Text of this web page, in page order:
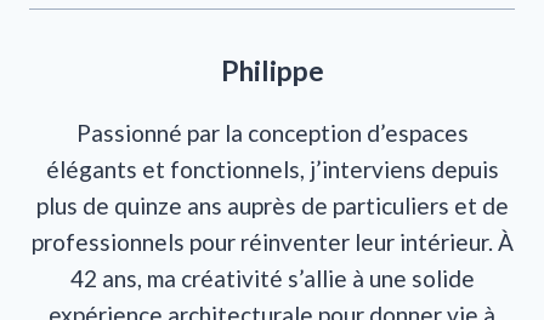
Philippe
Passionné par la conception d’espaces
élégants et fonctionnels, j’interviens depuis
plus de quinze ans auprès de particuliers et de
professionnels pour réinventer leur intérieur. À
42 ans, ma créativité s’allie à une solide
expérience architecturale pour donner vie à